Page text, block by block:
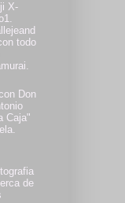
X-
todo
Don
Caja"
de